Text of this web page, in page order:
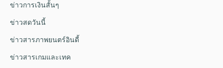
ข่าวการเงินสั้นๆ
ข่าวสดวันนี้
ข่าวสารภาพยนตร์อินดี้
ข่าวสารเกมและเทค